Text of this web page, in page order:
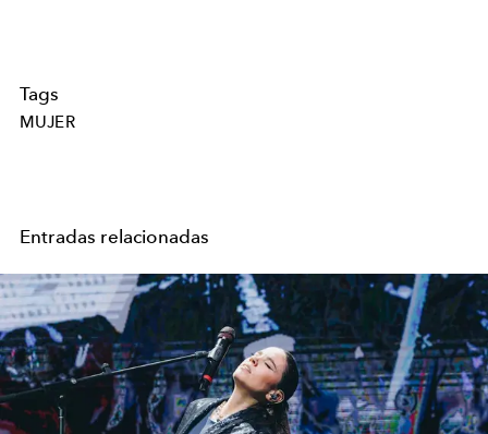
Tags
MUJER
Entradas relacionadas